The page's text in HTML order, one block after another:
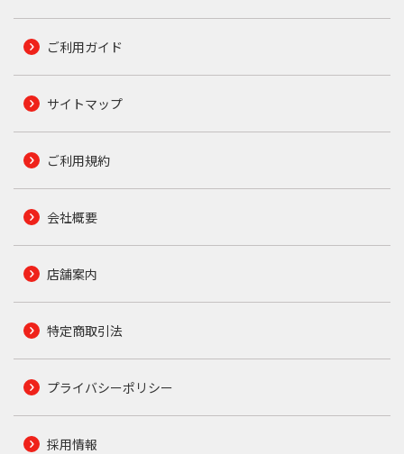
ご利用ガイド
サイトマップ
ご利用規約
会社概要
店舗案内
特定商取引法
プライバシーポリシー
採用情報